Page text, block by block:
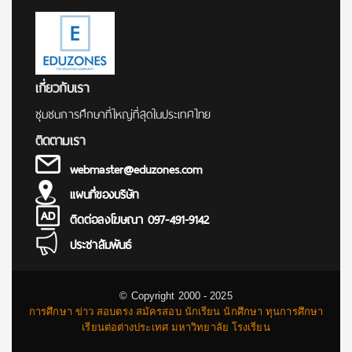
เกี่ยวกับเรา
ชุมชนการศึกษาที่ใหญ่ที่สุดในประเทศไทย
ติดตามเรา
webmaster@eduzones.com
แผนที่ของบริษัท
ติดต่อลงโฆษณา 097-491-9142
ประชาสัมพันธ์
© Copyright 2000 - 2025
การศึกษา ข่าว สอบตรง สมัครสอบ นักเรียน นักศึกษา ทุนการศึกษา
เรียนต่อต่างประเทศ มหาวิทยาลัย โรงเรียน